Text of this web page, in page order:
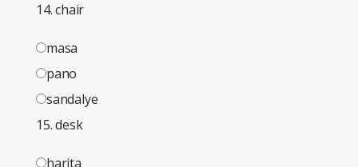
14. chair
masa
pano
sandalye
15. desk
harita